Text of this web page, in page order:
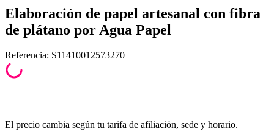
Elaboración de papel artesanal con fibra
de plátano por Agua Papel
Referencia: S11410012573270
El precio cambia según tu tarifa de afiliación, sede y horario.